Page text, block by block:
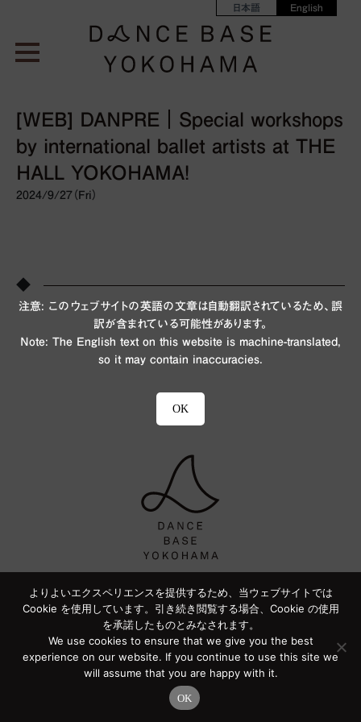
日本語 English
[WEB] DANPRE｜Special workshops
by international ballet artists at THE
HALL YOKOHAMA!
2024/9/27（Fri）
◆
よりよいエクスペリエンスを提供するため、当ウェブサイトでは
Cookie を使用しています。引き続き閲覧する場合、Cookie の使用
を承諾したものとみなされます。
We use cookies to ensure that we give you the best
experience on our website. If you continue to use this site we
will assume that you are happy with it.
OK
注意: このウェブサイトの英語の文章は自動翻訳されているため、誤
訳が含まれている可能性があります。
Note: The English text on this website is machine-translated,
so it may contain inaccuracies.
OK